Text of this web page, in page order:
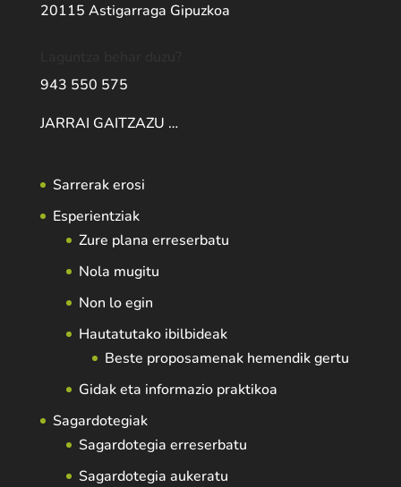
20115 Astigarraga Gipuzkoa
943 550 575
JARRAI GAITZAZU …
Sarrerak erosi
Esperientziak
Zure plana erreserbatu
Nola mugitu
Non lo egin
Hautatutako ibilbideak
Beste proposamenak hemendik gertu
Gidak eta informazio praktikoa
Sagardotegiak
Sagardotegia erreserbatu
Sagardotegia aukeratu